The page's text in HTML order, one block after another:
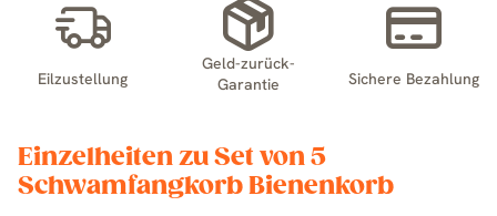
Eilzustellung
Geld-zurück-
Garantie
Sichere Bezahlung
Einzelheiten zu Set von 5
Schwamfangkorb Bienenkorb